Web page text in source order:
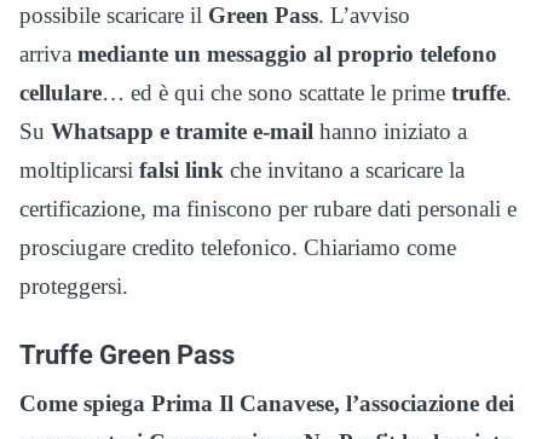
possibile scaricare il Green Pass. L’avviso
arriva mediante un messaggio al proprio telefono
cellulare… ed è qui che sono scattate le prime truffe.
Su Whatsapp e tramite e-mail hanno iniziato a
moltiplicarsi falsi link che invitano a scaricare la
certificazione, ma finiscono per rubare dati personali e
prosciugare credito telefonico. Chiariamo come
proteggersi.
Truffe Green Pass
Come spiega Prima Il Canavese, l’associazione dei